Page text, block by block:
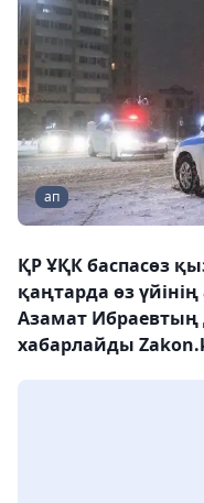
ап
ҚР ҰҚК баспасөз
қаңтарда өз
Азамат Ибраевтың
хабарлайды